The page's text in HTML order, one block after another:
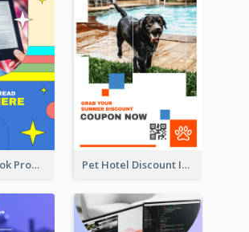
Vintage E-book Promote Instagram Story Design Pet Hotel Discount Instagram Story